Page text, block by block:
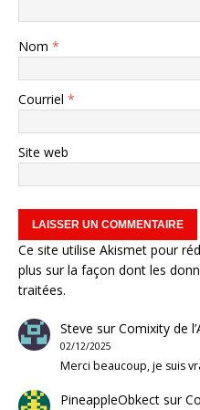
Nom *
Courriel *
Site web
Ce site utilise Akismet pour
plus sur la façon dont les
traitées.
Steve surComixity de
02/12/2025
Merci beaucoup, je suis
PineappleObkectsur